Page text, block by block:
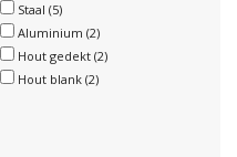
Staal (5)
Aluminium (2)
Hout gedekt (2)
Hout blank (2)